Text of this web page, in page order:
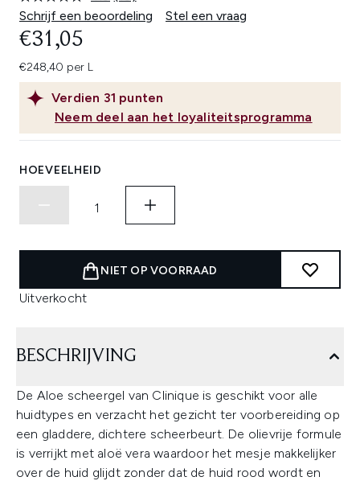
19
beoordelingen.
Schrijf een beoordeling
Stel een vraag
Verdien 31 punten
Neem deel aan het loyaliteitsprogramma
€31,05
€248,40 per L
HOEVEELHEID
NIET OP VOORRAAD
Uitverkocht
BESCHRIJVING
De Aloe scheergel van Clinique is geschikt voor alle
huidtypes en verzacht het gezicht ter voorbereiding op
een gladdere, dichtere scheerbeurt. De olievrije formule
is verrijkt met aloë vera waardoor het mesje makkelijker
over de huid glijdt zonder dat de huid rood wordt en